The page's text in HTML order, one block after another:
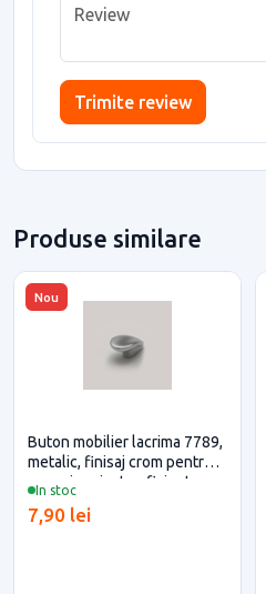
Trimite review
Produse similare
Nou
In stoc
Buton mobilier lacrima 7789,
metalic, finisaj crom pentru
casa si proiecte eficiente
7,90 lei